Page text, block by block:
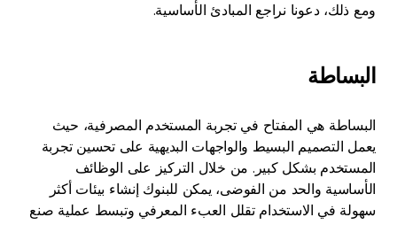
ومع ذلك، دعونا نراجع المبادئ الأساسية.
البساطة
البساطة هي المفتاح في تجربة المستخدم المصرفية، حيث
يعمل التصميم البسيط والواجهات البديهية على تحسين تجربة
المستخدم بشكل كبير. من خلال التركيز على الوظائف
الأساسية والحد من الفوضى، يمكن للبنوك إنشاء بيئات أكثر
سهولة في الاستخدام تقلل العبء المعرفي وتبسط عملية صنع